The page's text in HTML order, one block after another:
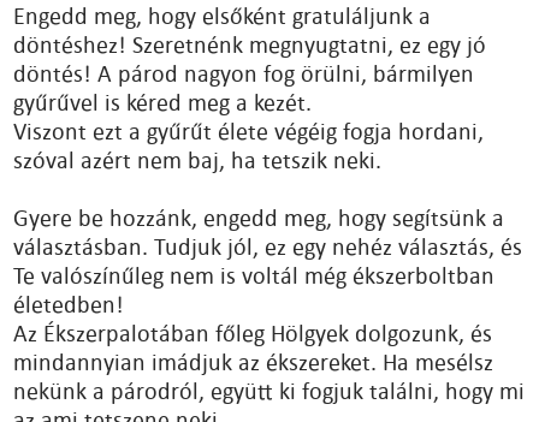
Engedd meg, hogy elsőként gratuláljunk a
döntéshez! Szeretnénk megnyugtatni, ez egy jó
döntés! A párod nagyon fog örülni, bármilyen
gyűrűvel is kéred meg a kezét.
Viszont ezt a gyűrűt élete végéig fogja hordani,
szóval azért nem baj, ha tetszik neki.
Gyere be hozzánk, engedd meg, hogy segítsünk a
választásban. Tudjuk jól, ez egy nehéz választás, és
Te valószínűleg nem is voltál még ékszerboltban
életedben!
Az Ékszerpalotában főleg Hölgyek dolgozunk, és
mindannyian imádjuk az ékszereket. Ha mesélsz
nekünk a párodról, együtt ki fogjuk találni, hogy mi